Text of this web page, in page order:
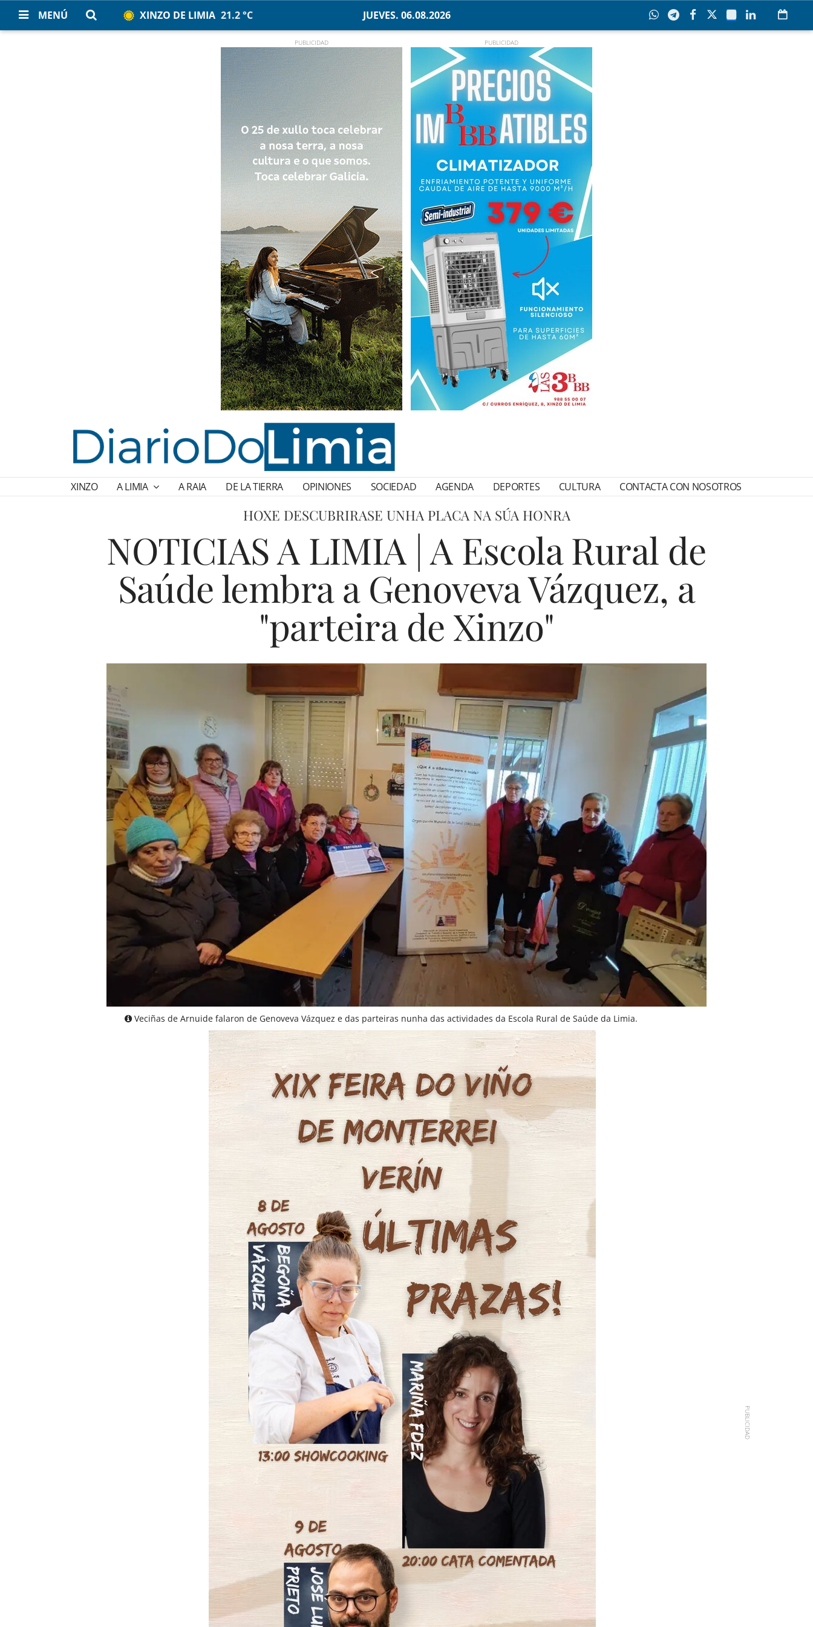
MENÚ XINZO DE LIMIA 21.2 °C JUEVES. 06.08.2026
XINZO A LIMIA A RAIA DE LA TIERRA OPINIONES SOCIEDAD AGENDA DEPORTES CULTURA CONTACTA CON NOSOTROS
HOXE DESCUBRIRASE UNHA PLACA NA SÚA HONRA
NOTICIAS A LIMIA | A Escola Rural de
Saúde lembra a Genoveva Vázquez, a
"parteira de Xinzo"
Veciñas de Arnuide falaron de Genoveva Vázquez e das parteiras nunha das actividades da Escola Rural de Saúde da Limia.